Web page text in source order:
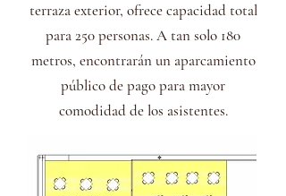
terraza exterior, ofrece capacidad total
para 250 personas. A tan solo 180
metros, encontrarán un aparcamiento
público de pago para mayor
comodidad de los asistentes.